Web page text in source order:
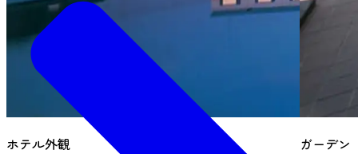
ホテル外観 ガーデン